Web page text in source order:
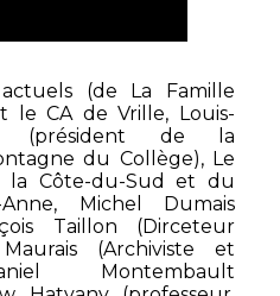
(de La Famille
le CA de Vrille, Louis-
(président de la
du Collège), Le
la Côte-du-Sud et du
Michel Dumais
Taillon (Dirceteur
(Archiviste et
Montembault